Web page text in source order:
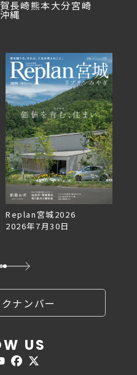
長崎熊本大分宮崎
沖縄
Replan北海道VOL.153
2026年6月27日
ナンバー
US